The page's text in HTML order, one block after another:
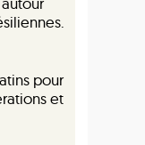
pour
et